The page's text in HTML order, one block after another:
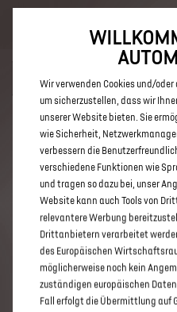
Hybride.
ENTDECKEN
DS 3
MIT
Wir verwenden Cookies und/oder
um sicherzustellen, dass wir
unserer Website bieten. Sie
wie Sicherheit,
verbessern die
verschiedene Funktionen wie
und tragen so dazu bei, unser
Website kann auch Tools von
relevantere Werbung
Drittanbietern verarbeitet
des Europäischen
möglicherweise noch kein
zuständigen europäischen
Fall erfolgt die Übermittlung auf